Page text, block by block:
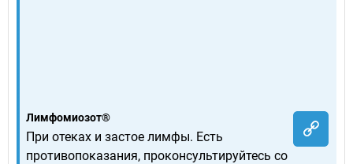
Лимфомиозот®
При отеках и застое лимфы. Есть
противопоказания, проконсультируйтесь со